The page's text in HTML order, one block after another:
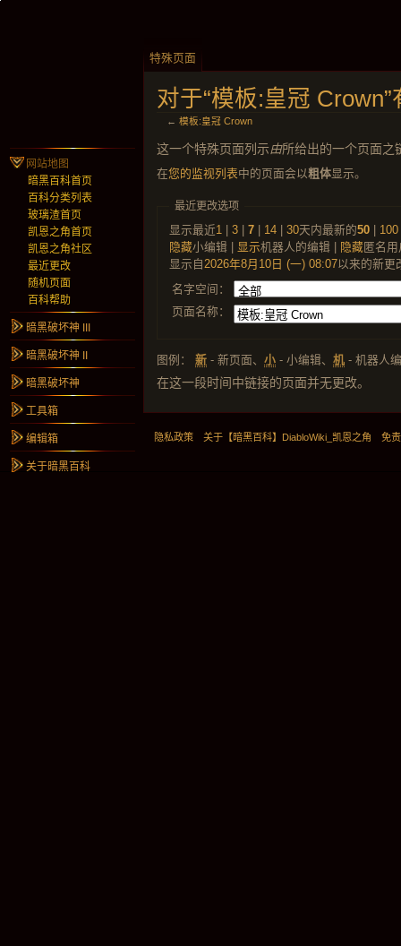
对于“模板:皇冠
← 模板:皇冠 Crown
这一个特殊页面列示由所给出的一个页面之
在您的监视列表中的页面会以粗体显示。
最近更改选项
显示最近1 | 3| 7| 14| 30天内最新的50| 100
隐藏小编辑 | 显示机器人的编辑 | 隐藏匿名
显示自 2026年8月10日 (一) 08:07以来的新更
名字空间：
页面名称：
图例： 新 - 新页面、 小 - 小编辑、 机 - 机器人
在这一段时间中链接的页面并无更改。
特殊页面
网站地图
暗黑百科首页
百科分类列表
玻璃渣首页
凯恩之角首页
凯恩之角社区
最近更改
随机页面
百科帮助
暗黑破坏神 III
暗黑破坏神 II
暗黑破坏神
工具箱
编辑箱
关于暗黑百科
隐私政策 关于【暗黑百科】DiabloWiki_凯恩之角 免